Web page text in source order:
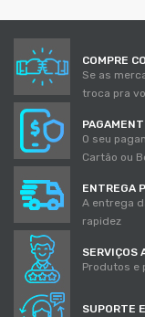
COMPRE
Se as
troca pra
O seu
Cartão ou
ENTREGA
A entrega
rapidez
SERVIÇOS
Produtos e
SUPORTE